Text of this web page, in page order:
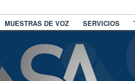
MUESTRAS DE VOZ SERVICIOS